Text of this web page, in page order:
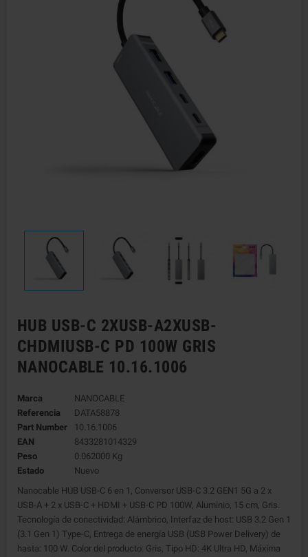
HUB USB-C 2XUSB-A2XUSB-
CHDMIUSB-C PD 100W GRIS
NANOCABLE 10.16.1006
Marca
NANOCABLE
Referencia
DATA58878
Part Number
10.16.1006
EAN
8433281014329
Peso
0.062000 Kg
Estado
Nuevo
Nanocable HUB USB-C 6 en 1, Conversor USB-C 3.2 GEN1 5G a 2 x
USB-A + 2 x USB-C + HDMI + USB-C PD 100W, Aluminio, 15 cm, Gris.
Tecnología de conectividad: Alámbrico, Interfaz de host: USB 3.2 Gen 1
(3.1 Gen 1) Type-C, Entrega de energía USB (USB Power Delivery) de
hasta: 100 W. Color del producto: Gris, Tipo HD: 4K Ultra HD, Máxima